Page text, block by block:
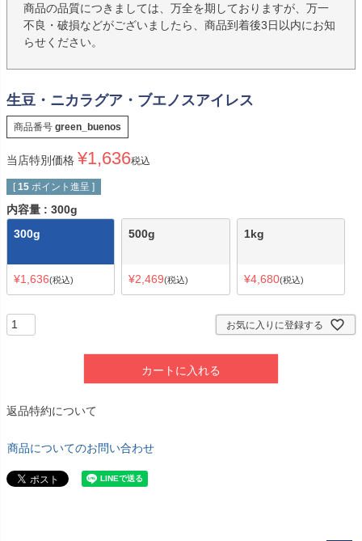
商品の品質につきましては、万全を期しておりますが、万一
不良・破損などがございましたら、商品到着後3日以内にお知
らせください。
生豆・ニカラグア・ブエノスアイレス
商品番号 green_buenos
当店特別価格 ¥1,636税込
[ 15 ポイント進呈 ]
内容量
300g
300g
¥1,636 税込
500g
¥2,469 税込
1kg
¥4,680 税込
お気に入りに登録する
カートに入れる
返品特約について
商品についてのお問い合わせ